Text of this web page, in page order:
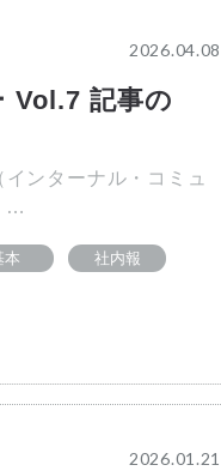
2026.04.08
Vol.7 記事の
ンターナル・コミュ
…
本
社内報
2026.01.21